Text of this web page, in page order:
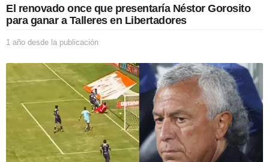
El renovado once que presentaría Néstor Gorosito
para ganar a Talleres en Libertadores
1 año desde la publicación
ñ
o
d
e
s
e
a